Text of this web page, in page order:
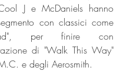
J e McDaniels hanno
con classici come
per finire con
di "Walk This Way"
e degli Aerosmith.